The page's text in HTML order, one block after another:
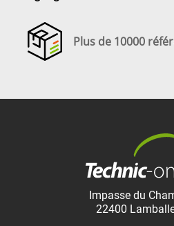
Plus de 10000
Impasse du
22400